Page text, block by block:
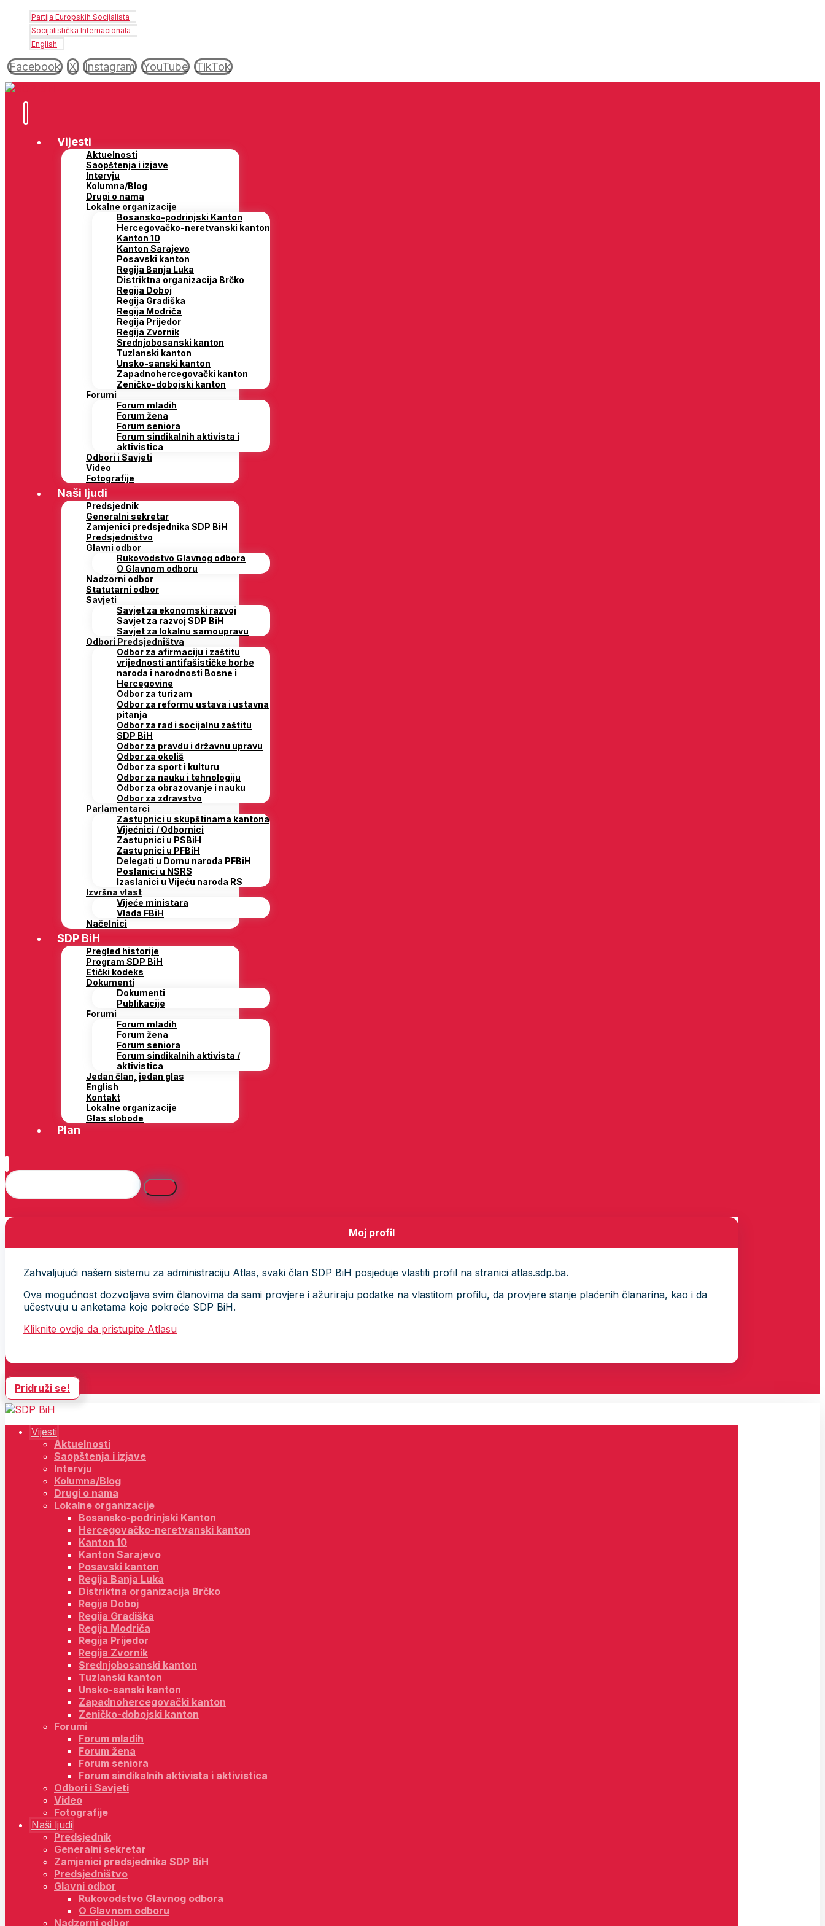
Partija Europskih Socijalista
Socijalistička Internacionala
English
Facebook X Instagram YouTube TikTok
Vijesti
Aktuelnosti
Saopštenja i izjave
Intervju
Kolumna/Blog
Drugi o nama
Lokalne organizacije
Bosansko-podrinjski Kanton
Hercegovačko-neretvanski kanton
Kanton 10
Kanton Sarajevo
Posavski kanton
Regija Banja Luka
Distriktna organizacija Brčko
Regija Doboj
Regija Gradiška
Regija Modriča
Regija Prijedor
Regija Zvornik
Srednjobosanski kanton
Tuzlanski kanton
Unsko-sanski kanton
Zapadnohercegovački kanton
Zeničko-dobojski kanton
Forumi
Forum mladih
Forum žena
Forum seniora
Forum sindikalnih aktivista i
aktivistica
Odbori i Savjeti
Video
Fotografije
Naši ljudi
Predsjednik
Generalni sekretar
Zamjenici predsjednika SDP BiH
Predsjedništvo
Glavni odbor
Rukovodstvo Glavnog odbora
O Glavnom odboru
Nadzorni odbor
Statutarni odbor
Savjeti
Savjet za ekonomski razvoj
Savjet za razvoj SDP BiH
Savjet za lokalnu samoupravu
Odbori Predsjedništva
Odbor za afirmaciju i zaštitu
vrijednosti antifašističke borbe
naroda i narodnosti Bosne i
Hercegovine
Odbor za turizam
Odbor za reformu ustava i ustavna
pitanja
Odbor za rad i socijalnu zaštitu
SDP BiH
Odbor za pravdu i državnu upravu
Odbor za okoliš
Odbor za sport i kulturu
Odbor za nauku i tehnologiju
Odbor za obrazovanje i nauku
Odbor za zdravstvo
Parlamentarci
Zastupnici u skupštinama kantona
Vijećnici / Odbornici
Zastupnici u PSBiH
Zastupnici u PFBiH
Delegati u Domu naroda PFBiH
Poslanici u NSRS
Izaslanici u Vijeću naroda RS
Izvršna vlast
Vijeće ministara
Vlada FBiH
Načelnici
SDP BiH
Pregled historije
Program SDP BiH
Etički kodeks
Dokumenti
Dokumenti
Publikacije
Forumi
Forum mladih
Forum žena
Forum seniora
Forum sindikalnih aktivista /
aktivistica
Jedan član, jedan glas
English
Kontakt
Lokalne organizacije
Glas slobode
Plan
Moj profil
Zahvaljujući našem sistemu za administraciju Atlas, svaki član SDP BiH posjeduje vlastiti profil na stranici atlas.sdp.ba.
Ova mogućnost dozvoljava svim članovima da sami provjere i ažuriraju podatke na vlastitom profilu, da provjere stanje plaćenih članarina, kao i da
učestvuju u anketama koje pokreće SDP BiH.
Kliknite ovdje da pristupite Atlasu
Pridruži se!
Vijesti
Aktuelnosti
Saopštenja i izjave
Intervju
Kolumna/Blog
Drugi o nama
Lokalne organizacije
Bosansko-podrinjski Kanton
Hercegovačko-neretvanski kanton
Kanton 10
Kanton Sarajevo
Posavski kanton
Regija Banja Luka
Distriktna organizacija Brčko
Regija Doboj
Regija Gradiška
Regija Modriča
Regija Prijedor
Regija Zvornik
Srednjobosanski kanton
Tuzlanski kanton
Unsko-sanski kanton
Zapadnohercegovački kanton
Zeničko-dobojski kanton
Forumi
Forum mladih
Forum žena
Forum seniora
Forum sindikalnih aktivista i aktivistica
Odbori i Savjeti
Video
Fotografije
Naši ljudi
Predsjednik
Generalni sekretar
Zamjenici predsjednika SDP BiH
Predsjedništvo
Glavni odbor
Rukovodstvo Glavnog odbora
O Glavnom odboru
Nadzorni odbor